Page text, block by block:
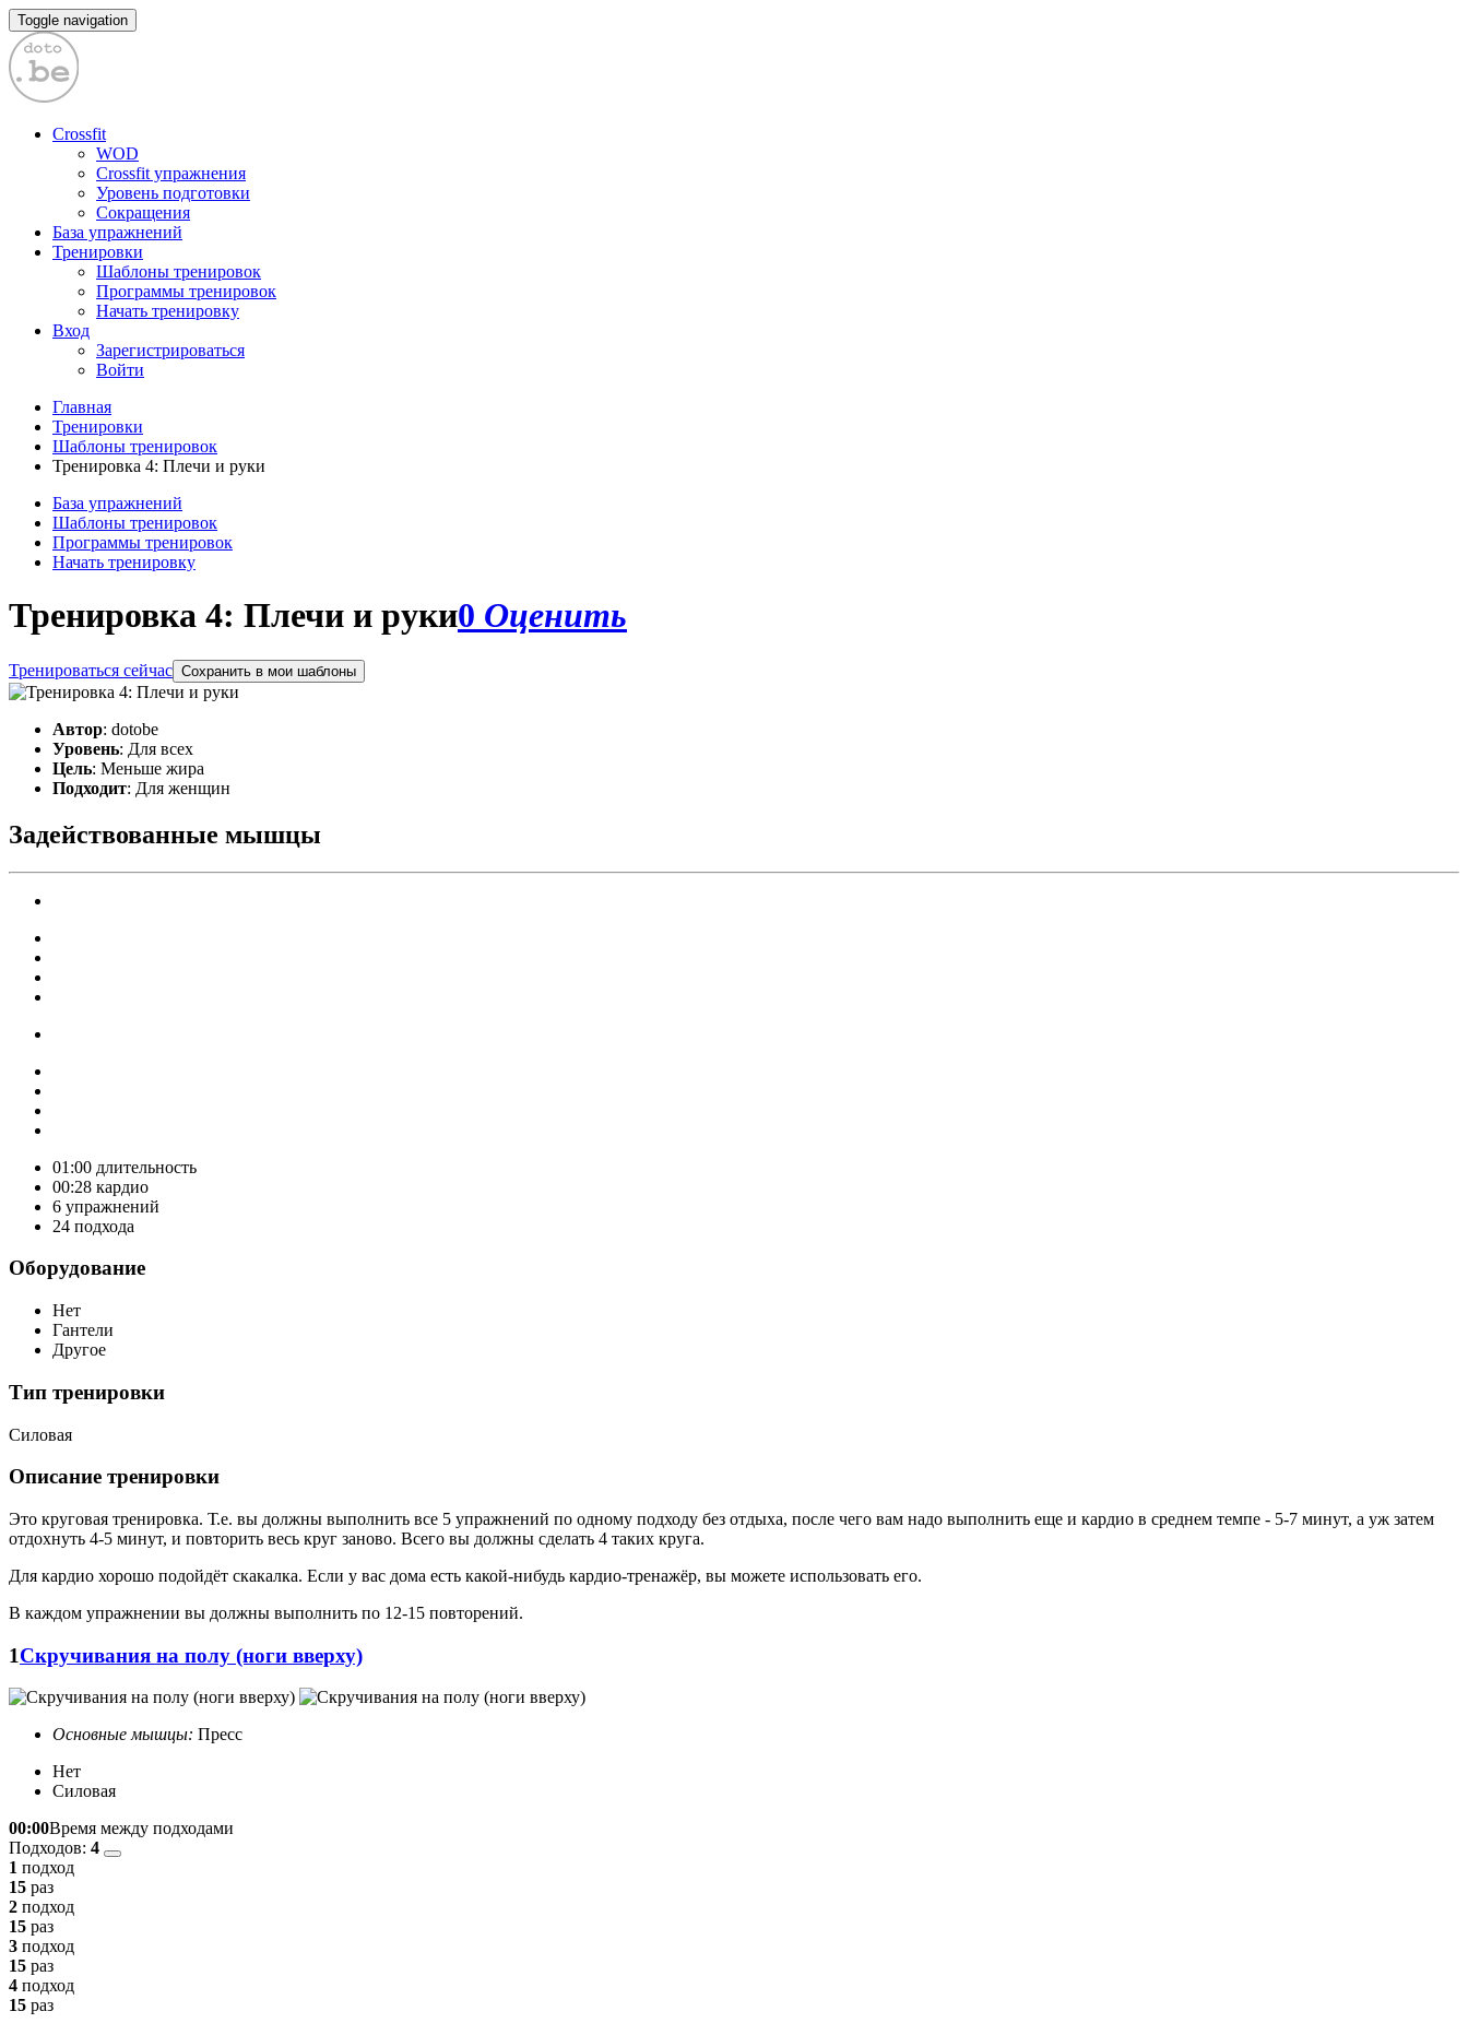
Toggle navigation
Crossfit
WOD
Crossfit упражнения
Уровень подготовки
Сокращения
База упражнений
Тренировки
Шаблоны тренировок
Программы тренировок
Начать тренировку
Вход
Зарегистрироваться
Войти
Главная
Тренировки
Шаблоны тренировок
Тренировка 4: Плечи и руки
База упражнений
Шаблоны тренировок
Программы тренировок
Начать тренировку
Тренировка 4: Плечи и руки0 Оценить
Тренироваться сейчас Сохранить в мои шаблоны
Автор: dotobe
Уровень: Для всех
Цель: Меньше жира
Подходит: Для женщин
Задействованные мышцы
01:00 длительность
00:28 кардио
6 упражнений
24 подхода
Оборудование
Нет
Гантели
Другое
Тип тренировки
Силовая
Описание тренировки
Это круговая тренировка. Т.е. вы должны выполнить все 5 упражнений по одному подходу без отдыха, после чего вам надо выполнить еще и кардио в среднем темпе - 5-7 минут, а уж затем
отдохнуть 4-5 минут, и повторить весь круг заново. Всего вы должны сделать 4 таких круга.
Для кардио хорошо подойдёт скакалка. Если у вас дома есть какой-нибудь кардио-тренажёр, вы можете использовать его.
В каждом упражнении вы должны выполнить по 12-15 повторений.
1Скручивания на полу (ноги вверху)
Основные мышцы: Пресс
Нет
Силовая
00:00Время между подходами
Подходов: 4
1 подход
15 раз
2 подход
15 раз
3 подход
15 раз
4 подход
15 раз